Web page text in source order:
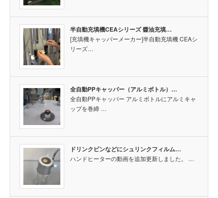
半自動充填機CEAシリーズ 醬油充填…
[充填機キャッパーメーカー]半自動充填機 CEAシ
リーズ…
全自動PPキャッパー（アルミボトル）…
全自動PPキャッパー アルミボトルにアルミキャ
ップを巻締 …
ドリンクビンなどにシュリンクフィルム…
ハンドヒーターの動画を追加更新しました。 …